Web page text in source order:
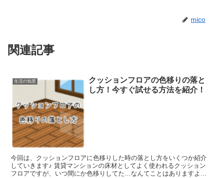
mico
関連記事
生活の知恵
クッションフロアの色移りの落と
し方！今すぐ試せる方法を紹介！
今回は、クッションフロアに色移りした時の落とし方をいくつか紹介
していきます♪ 賃貸マンションの床材としてよく使われるクッション
フロアですが、いつ間にか色移りしてた…なんてことはありますよ